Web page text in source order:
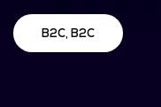
B2C, B2C